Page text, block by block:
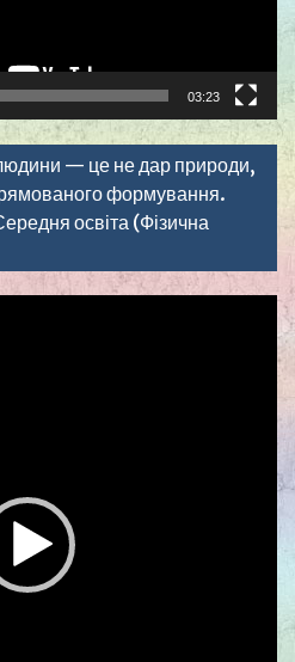
03:23
— це не дар природи,
формування.
освіта (Фізична